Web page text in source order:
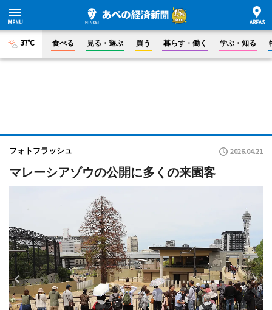
37°C 食べる 見る・遊ぶ 買う 暮らす・働く 学ぶ・知る
フォトフラッシュ 2026.04.21
マレーシアゾウの公開に多くの来園客